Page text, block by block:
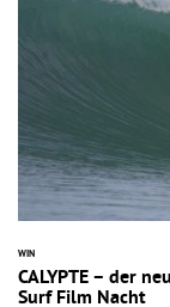
WIN
CALYPTE – der
Surf Film Nacht